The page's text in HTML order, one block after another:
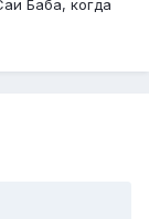
Баба, когда